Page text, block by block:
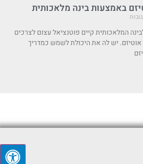
באמצעות בינה מלאכותית
המלאכותית קיים פוטנציאל עצום לצרכים
אוטיזם. יש לה את היכולת לשמש כמדריך